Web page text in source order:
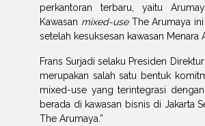
perkantoran terbaru, yaitu
Kawasan mixed-useThe Arumaya ini
setelah kesuksesan kawasan Menara
Frans Surjadi selaku Presiden
merupakan salah satu bentuk
mixed-use yang terintegrasi
berada di kawasan bisnis di Jakarta
The Arumaya.”